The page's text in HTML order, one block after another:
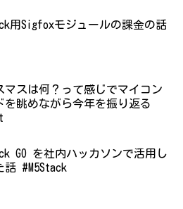
用Sigfoxモジュールの課金の話
マスは何？って感じでマイコン
を眺めながら今年を振り返る
GO を社内ハッカソンで活用し
話 #M5Stack